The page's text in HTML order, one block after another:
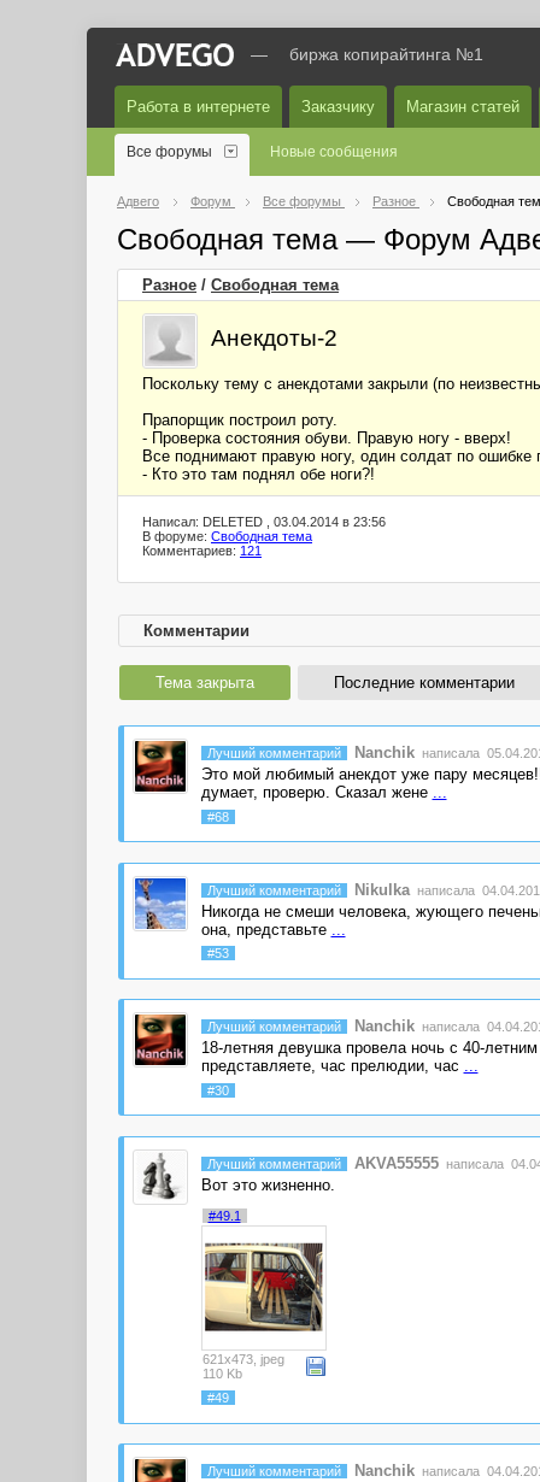
— биржа копирайтинга №1
Работа в интернете Заказчику Магазин статей
Все форумы Новые сообщения
Адвего Форум Все форумы Разное Свободная
Свободная тема — Форум
Разное / Свободная тема
Анекдоты-2
Поскольку тему с анекдотами закрыли (по
Прапорщик построил роту.
- Проверка состояния обуви. Правую ногу - вверх!
Все поднимают правую ногу, один солдат по
- Кто это там поднял обе ноги?!
Написал: DELETED , 03.04.2014 в 23:56
В форуме: Свободная тема
Комментариев: 121
Комментарии
Тема закрыта Последние комментарии
Лучший комментарий Nanchik написала
Это мой любимый анекдот уже пару
думает, проверю. Сказал жене ...
#68
Лучший комментарий Nikulka написала
Никогда не смеши человека, жующего
она, представьте
#53
Лучший комментарий Nanchik написала
18-летняя девушка провела ночь с 40-
представляете, час прелюдии, час ...
#30
Лучший комментарий AKVA55555 написала
Вот это жизненно.
#49.1
621x473, jpeg
110 Kb
#49
Лучший комментарий Nanchik написала